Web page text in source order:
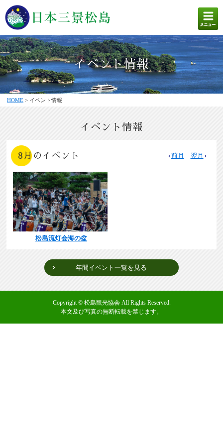
イベント情報
HOME > イベント情報
イベント情報
8月のイベント 前月 翌月
松島流灯会海の盆
年間イベント一覧を見る
Copyright © 松島観光協会 All Rights Reserved.
本文及び写真の無断転載を禁じます。